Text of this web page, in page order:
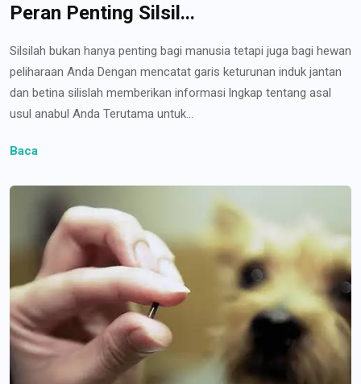
Peran Penting Silsil...
Silsilah bukan hanya penting bagi manusia tetapi juga bagi hewan
peliharaan Anda Dengan mencatat garis keturunan induk jantan
dan betina silislah memberikan informasi lngkap tentang asal
usul anabul Anda Terutama untuk...
Baca